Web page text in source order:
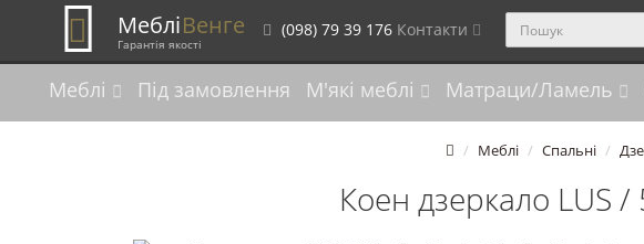
МебліВенге
Гарантія якості
(098) 79 39 176 Контакти
Меблі Під замовлення М'які меблі Матраци/Ламель
Меблі Спальні
Коен дзеркало LUS